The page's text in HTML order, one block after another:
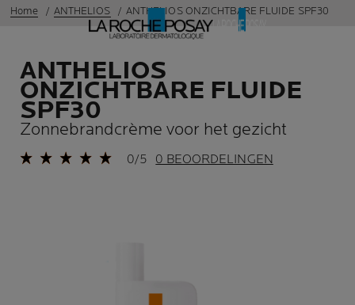
Home ANTHELIOS ANTHELIOS ONZICHTBARE FLUIDE SPF30
ANTHELIOS
ONZICHTBARE FLUIDE
SPF30
Zonnebrandcrème voor het gezicht
0/5 0 BEOORDELINGEN